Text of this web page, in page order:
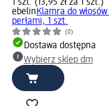
1 szt. (13,95 zł za 1 szt.)
ebelinKlamra do włosów
perłami, 1 szt.
(0)
Dostawa dostępna
Wybierz sklep dm